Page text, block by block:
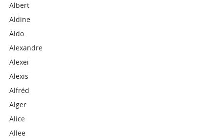
Albert
Aldine
Aldo
Alexandre
Alexei
Alexis
Alfréd
Alger
Alice
Allee